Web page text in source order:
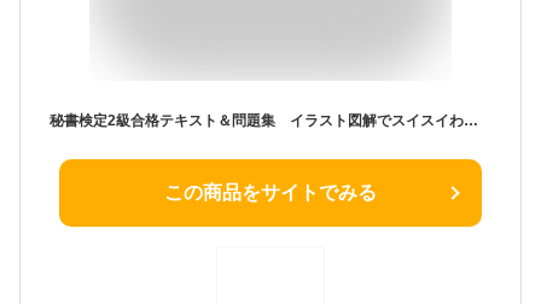
秘書検定2級合格テキスト＆問題集 イラスト図解でスイスイわかる! 杉本直鴻/著
この商品をサイトでみる